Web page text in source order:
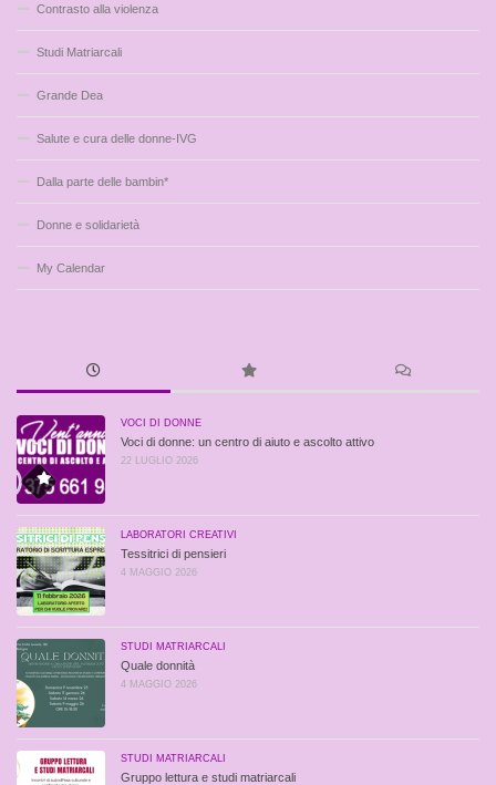
Contrasto alla violenza
Studi Matriarcali
Grande Dea
Salute e cura delle donne-IVG
Dalla parte delle bambin*
Donne e solidarietà
My Calendar
VOCI DI DONNE
Voci di donne: un centro di aiuto e ascolto attivo
22 LUGLIO 2026
LABORATORI CREATIVI
Tessitrici di pensieri
4 MAGGIO 2026
STUDI MATRIARCALI
Quale donnità
4 MAGGIO 2026
STUDI MATRIARCALI
Gruppo lettura e studi matriarcali